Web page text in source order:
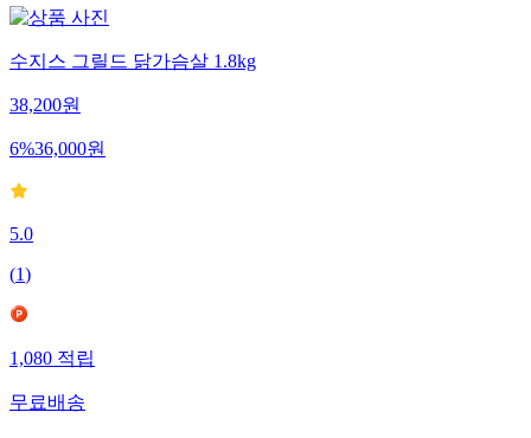
수지스 그릴드 닭가슴살 1.8kg
38,200원
6%36,000원
5.0
(1)
1,080적립
무료배송